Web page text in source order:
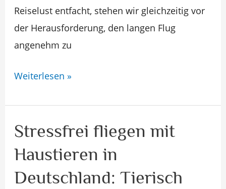
Reiselust entfacht, stehen wir gleichzeitig vor
der Herausforderung, den langen Flug
angenehm zu
Weiterlesen »
Stressfrei fliegen mit
Haustieren in
Deutschland: Tierisch
Stressfrei
mit
Haustieren